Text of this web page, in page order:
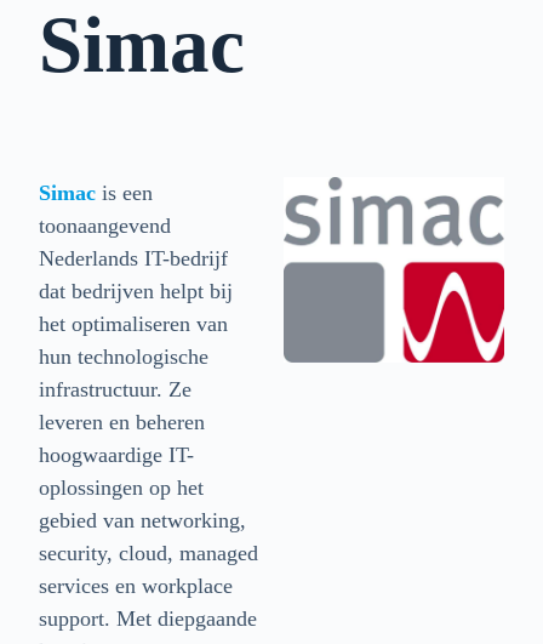
Simac
Simac is een
toonaangevend
Nederlands IT-bedrijf
dat bedrijven helpt bij
het optimaliseren van
hun technologische
infrastructuur. Ze
leveren en beheren
hoogwaardige IT-
oplossingen op het
gebied van networking,
security, cloud, managed
services en workplace
support. Met diepgaande